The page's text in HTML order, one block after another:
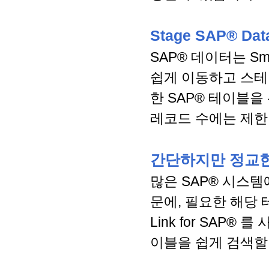
Stage SAP®
SAP® 데이터는
쉽게 이동하고 스
한 SAP® 테이블을
레코드 수에는 제
간단하지만 정교
많은 SAP® 시스템
문에, 필요한 해당
Link for SAP® 를
이블을 쉽게 검색